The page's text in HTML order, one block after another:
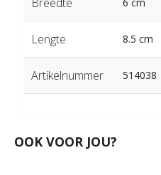
6 cm
Lengte 8.5 cm
Artikelnummer 514038
OOK VOOR JOU?